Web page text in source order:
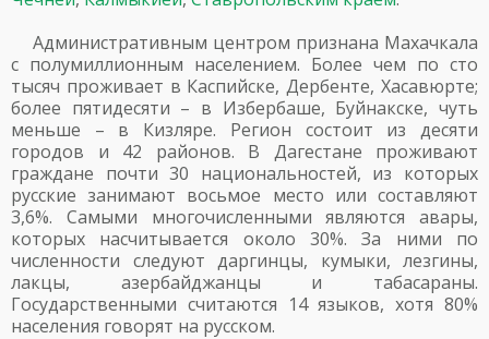
Административным центром признана Махачкала
с полумиллионным населением. Более чем по сто
тысяч проживает в Каспийске, Дербенте, Хасавюрте;
более пятидесяти – в Избербаше, Буйнакске, чуть
меньше – в Кизляре. Регион состоит из десяти
городов и 42 районов. В Дагестане проживают
граждане почти 30 национальностей, из которых
русские занимают восьмое место или составляют
3,6%. Самыми многочисленными являются авары,
которых насчитывается около 30%. За ними по
численности следуют даргинцы, кумыки, лезгины,
лакцы, азербайджанцы и табасараны.
Государственными считаются 14 языков, хотя 80%
населения говорят на русском.